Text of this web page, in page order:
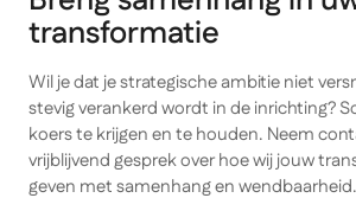
transformatie
Wil je dat je strategische ambitie niet
stevig verankerd wordt in de inrichting?
koers te krijgen en te houden. Neem
vrijblijvend gesprek over hoe wij jouw
geven met samenhang en wendbaarheid.